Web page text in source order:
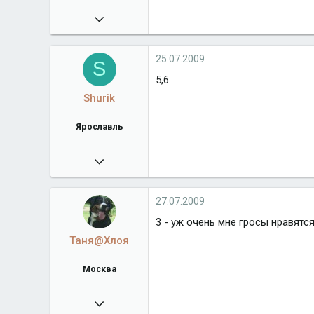
04.12.2007
936
Воронеж
S
Shurik
Ярославль
15.05.2008
3 075
mail.ru
Город
25.07.2009
5,6
Таня@Хлоя
Москва
26.07.2008
27.07.2009
3 - уж очень мне гросы